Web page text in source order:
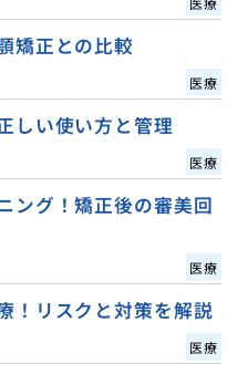
矯正との比較
医療
しい使い方と管理
医療
ング！矯正後の審美回
医療
！リスクと対策を解説
医療